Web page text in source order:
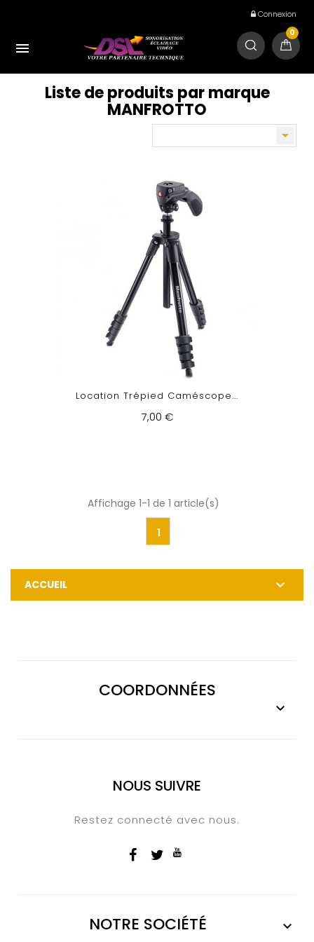
Connexion

0
Liste de produits par marque
MANFROTTO

Location Trépied Caméscope...
7,00 €
Affichage 1-1 de 1 article(s)
1
ACCUEIL 
COORDONNÉES

NOUS SUIVRE
Restez connecté avec nous.
NOTRE SOCIÉTÉ 